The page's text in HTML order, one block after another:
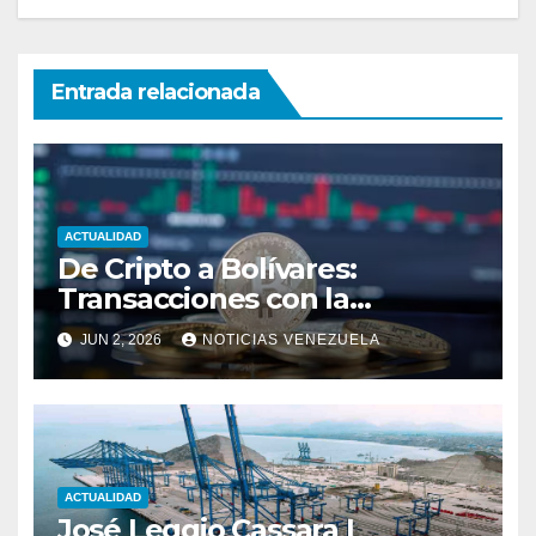
Entrada relacionada
ACTUALIDAD
De Cripto a Bolívares:
Transacciones con la
Tecnología de
Bancaamigable
JUN 2, 2026 NOTICIAS VENEZUELA
ACTUALIDAD